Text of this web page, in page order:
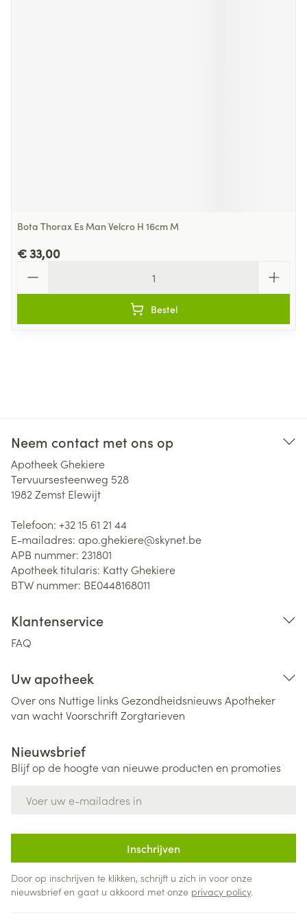
Bota Thorax Es Man Velcro H 16cm M
€ 33,00
Bestel
Neem contact met ons op
Apotheek Ghekiere
Tervuursesteenweg 528
1982 Zemst Elewijt
Telefoon: +32 15 61 21 44
E-mailadres: apo.ghekiere@skynet.be
APB nummer: 231801
Apotheek titularis: Katty Ghekiere
BTW nummer: BE0448168011
Klantenservice
FAQ
Uw apotheek
Over ons Nuttige links Gezondheidsnieuws Apotheker
van wachtVoorschriftZorgtarieven
Nieuwsbrief
Blijf op de hoogte van nieuwe producten en promoties
Inschrijven
Door op inschrijven te klikken, schrijft u zich in voor onze
nieuwsbrief en gaat u akkoord met onze privacy policy.